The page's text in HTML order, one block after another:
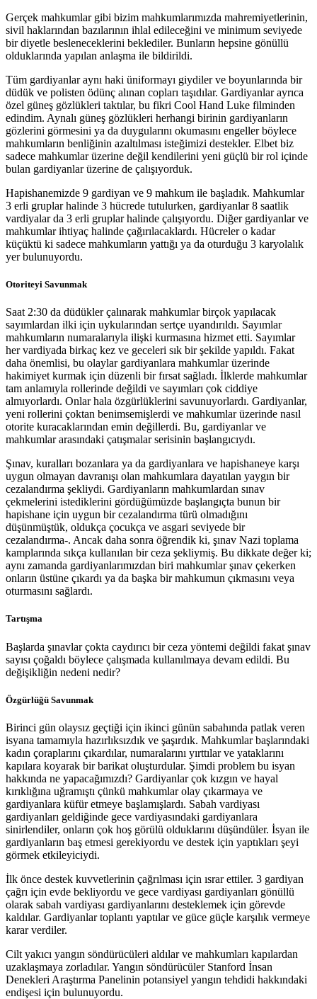
Gerçek mahkumlar gibi bizim mahkumlarımızda mahremiyetlerinin,
sivil haklarından bazılarının ihlal edileceğini ve minimum seviyede
bir diyetle besleneceklerini beklediler. Bunların hepsine gönüllü
olduklarında yapılan anlaşma ile bildirildi.
Tüm gardiyanlar aynı haki üniformayı giydiler ve boyunlarında bir
düdük ve polisten ödünç alınan copları taşıdılar. Gardiyanlar ayrıca
özel güneş gözlükleri taktılar, bu fikri Cool Hand Luke filminden
edindim. Aynalı güneş gözlükleri herhangi birinin gardiyanların
gözlerini görmesini ya da duygularını okumasını engeller böylece
mahkumların benliğinin azaltılması isteğimizi destekler. Elbet biz
sadece mahkumlar üzerine değil kendilerini yeni güçlü bir rol içinde
bulan gardiyanlar üzerine de çalışıyorduk.
Hapishanemizde 9 gardiyan ve 9 mahkum ile başladık. Mahkumlar
3 erli gruplar halinde 3 hücrede tutulurken, gardiyanlar 8 saatlik
vardiyalar da 3 erli gruplar halinde çalışıyordu. Diğer gardiyanlar ve
mahkumlar ihtiyaç halinde çağırılacaklardı. Hücreler o kadar
küçüktü ki sadece mahkumların yattığı ya da oturduğu 3 karyolalık
yer bulunuyordu.
Otoriteyi Savunmak
Saat 2:30 da düdükler çalınarak mahkumlar birçok yapılacak
sayımlardan ilki için uykularından sertçe uyandırıldı. Sayımlar
mahkumların numaralarıyla ilişki kurmasına hizmet etti. Sayımlar
her vardiyada birkaç kez ve geceleri sık bir şekilde yapıldı. Fakat
daha önemlisi, bu olaylar gardiyanlara mahkumlar üzerinde
hakimiyet kurmak için düzenli bir fırsat sağladı. İlklerde mahkumlar
tam anlamıyla rollerinde değildi ve sayımları çok ciddiye
almıyorlardı. Onlar hala özgürlüklerini savunuyorlardı. Gardiyanlar,
yeni rollerini çoktan benimsemişlerdi ve mahkumlar üzerinde nasıl
otorite kuracaklarından emin değillerdi. Bu, gardiyanlar ve
mahkumlar arasındaki çatışmalar serisinin başlangıcıydı.
Şınav, kuralları bozanlara ya da gardiyanlara ve hapishaneye karşı
uygun olmayan davranışı olan mahkumlara dayatılan yaygın bir
cezalandırma şekliydi. Gardiyanların mahkumlardan sınav
çekmelerini istediklerini gördüğümüzde başlangıçta bunun bir
hapishane için uygun bir cezalandırma türü olmadığını
düşünmüştük, oldukça çocukça ve asgari seviyede bir
cezalandırma-. Ancak daha sonra öğrendik ki, şınav Nazi toplama
kamplarında sıkça kullanılan bir ceza şekliymiş. Bu dikkate değer ki;
aynı zamanda gardiyanlarımızdan biri mahkumlar şınav çekerken
onların üstüne çıkardı ya da başka bir mahkumun çıkmasını veya
oturmasını sağlardı.
Tartışma
Başlarda şınavlar çokta caydırıcı bir ceza yöntemi değildi fakat şınav
sayısı çoğaldı böylece çalışmada kullanılmaya devam edildi. Bu
değişikliğin nedeni nedir?
Özgürlüğü Savunmak
Birinci gün olaysız geçtiği için ikinci günün sabahında patlak veren
isyana tamamıyla hazırlıksızdık ve şaşırdık. Mahkumlar başlarındaki
kadın çoraplarını çıkardılar, numaralarını yırttılar ve yataklarını
kapılara koyarak bir barikat oluşturdular. Şimdi problem bu isyan
hakkında ne yapacağımızdı? Gardiyanlar çok kızgın ve hayal
kırıklığına uğramıştı çünkü mahkumlar olay çıkarmaya ve
gardiyanlara küfür etmeye başlamışlardı. Sabah vardiyası
gardiyanları geldiğinde gece vardiyasındaki gardiyanlara
sinirlendiler, onların çok hoş görülü olduklarını düşündüler. İsyan ile
gardiyanların baş etmesi gerekiyordu ve destek için yaptıkları şeyi
görmek etkileyiciydi.
İlk önce destek kuvvetlerinin çağrılması için ısrar ettiler. 3 gardiyan
çağrı için evde bekliyordu ve gece vardiyası gardiyanları gönüllü
olarak sabah vardiyası gardiyanlarını desteklemek için görevde
kaldılar. Gardiyanlar toplantı yaptılar ve güce güçle karşılık vermeye
karar verdiler.
Cilt yakıcı yangın söndürücüleri aldılar ve mahkumları kapılardan
uzaklaşmaya zorladılar. Yangın söndürücüler Stanford İnsan
Denekleri Araştırma Panelinin potansiyel yangın tehdidi hakkındaki
endişesi için bulunuyordu.